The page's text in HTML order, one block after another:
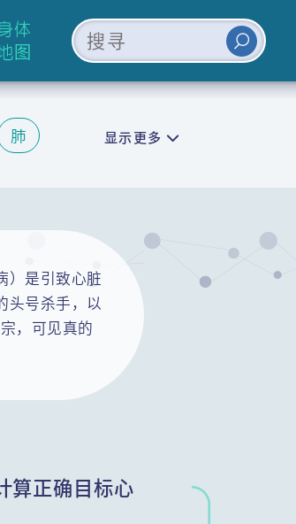
体
图
肺 显示更多
）是引致心脏
头号杀手，以
，可见真的
算正确目标心